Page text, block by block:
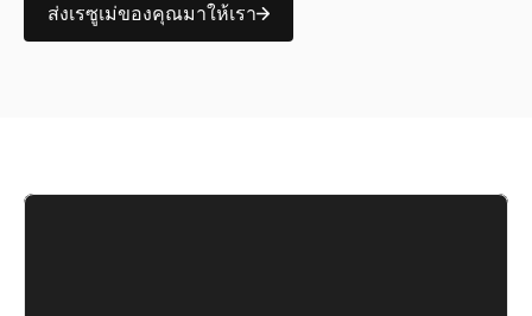
ส่งเรซูเม่ของคุณมาให้เรา